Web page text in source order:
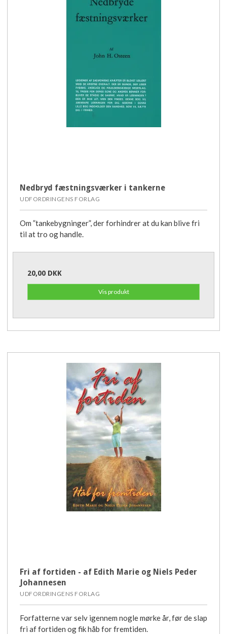
Nedbryd fæstningsværker i tankerne
UDFORDRINGENS FORLAG
Om ”tankebygninger”, der forhindrer at du kan blive fri
til at tro og handle.
20,00 DKK
Vis produkt
Fri af fortiden - af Edith Marie og Niels Peder
Johannesen
UDFORDRINGENS FORLAG
Forfatterne var selv igennem nogle mørke år, før de slap
fri af fortiden og fik håb for fremtiden.